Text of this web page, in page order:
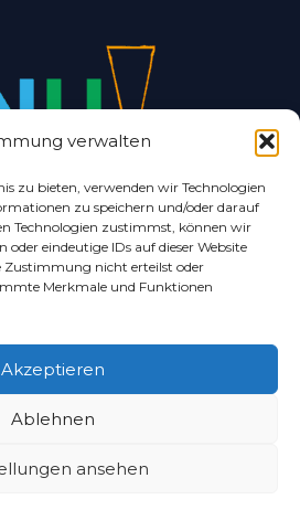
verwalten
zu bieten, verwenden wir Technologien
zu speichern und/oder darauf
Technologien zustimmst, können wir
oder eindeutige IDs auf dieser Website
Zustimmung nicht erteilst oder
Merkmale und Funktionen
Akzeptieren
Ablehnen
ansehen
und Umgebung.
– Schaumburger Nachrichten
mbH & Co. KG